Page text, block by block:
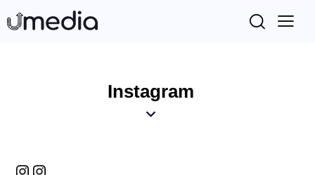
Instagram